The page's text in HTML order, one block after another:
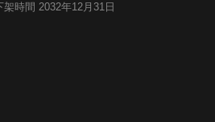
架時間 2032年12月31日